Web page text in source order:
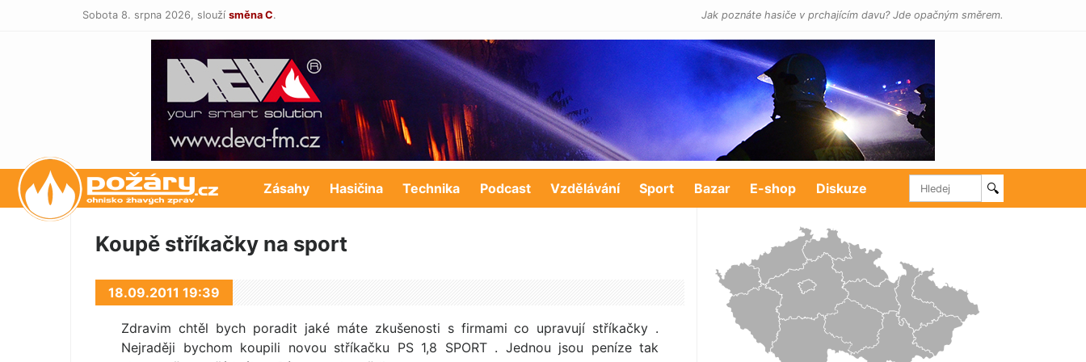
Sobota 8. srpna 2026, slouží směna C. Jak poznáte hasiče v prchajícím davu? Jde opačným směrem.
POŽÁRY.cz Zásahy Hasičina Technika Podcast Vzdělávání Sport Bazar E-shop Diskuze 🔍
Koupě stříkačky na sport
18.09.2011 19:39
Zdravim chtěl bych poradit jaké máte zkušenosti s firmami co upravují stříkačky .
Nejraději bychom koupili novou stříkačku PS 1,8 SPORT . Jednou jsou peníze tak